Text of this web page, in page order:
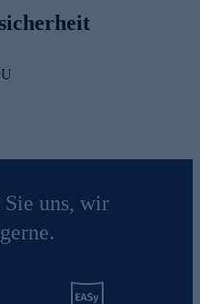
uns, wir